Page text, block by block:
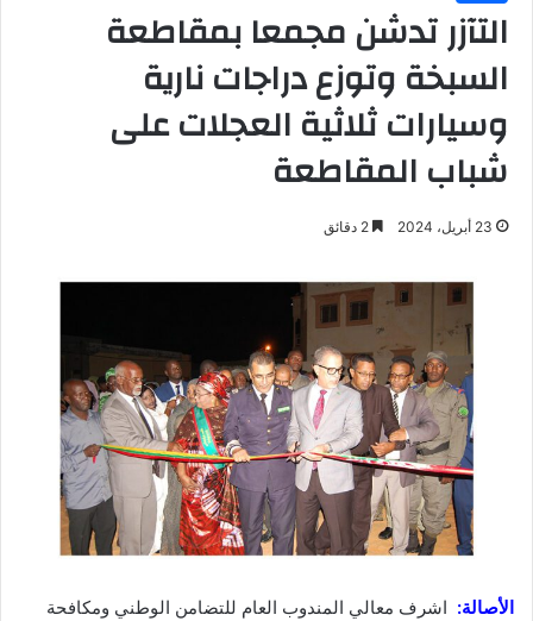
التآزر تدشن مجمعا بمقاطعة
السبخة وتوزع دراجات نارية
وسيارات ثلاثية العجلات على
شباب المقاطعة
23 أبريل، 2024
الأصالة: اشرف معالي المندوب العام للتضامن الوطني ومكافحة